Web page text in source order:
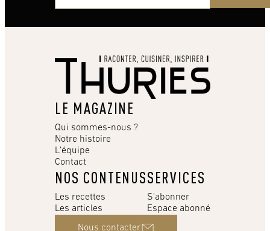
LE MAGAZINE
Qui sommes-nous ?
Notre histoire
L’équipe
Contact
NOS CONTENUS
Les recettes
Les articles
SERVICES
S'abonner
Espace abonné
Nous contacter